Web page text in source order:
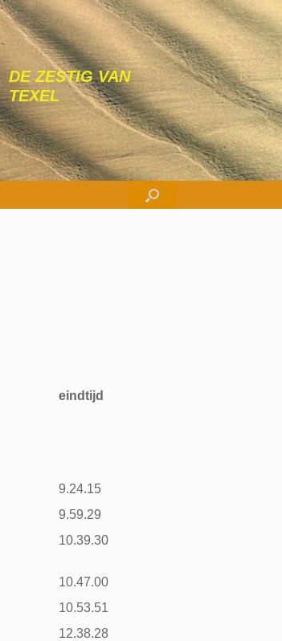
DE ZESTIG VAN
TEXEL
eindtijd
9.24.15
9.59.29
10.39.30
10.47.00
10.53.51
12.38.28